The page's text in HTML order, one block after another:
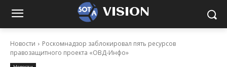
VISION
Новости
Роскомнадзор заблокировал пять ресурсов
правозащитного проекта «ОВД-Инфо»